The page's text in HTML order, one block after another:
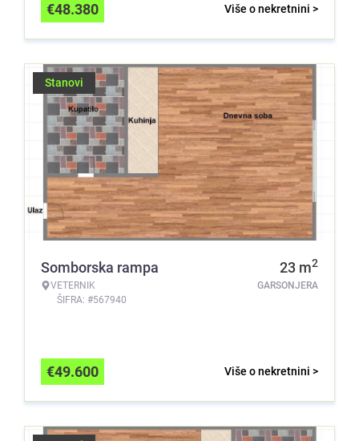
Više o nekretnini >
€48.380
Stanovi
Somborska rampa
VETERNIK
ŠIFRA: #567940
23 m2
GARSONJERA
Više o nekretnini >
€49.600